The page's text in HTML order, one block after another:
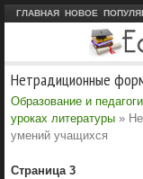
ГЛАВНАЯ НОВОЕ
Нетрадиционные
Образование и
уроках литературы »
умений учащихся
Страница 3